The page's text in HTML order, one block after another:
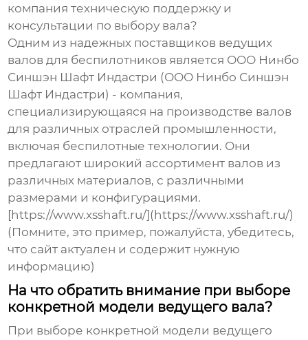
компания техническую поддержку и
консультации по выбору вала?
Одним из надежных поставщиков ведущих
валов для беспилотников является ООО Нинбо
Синшэн Шафт Индастри (ООО Нинбо Синшэн
Шафт Индастри) - компания,
специализирующаяся на производстве валов
для различных отраслей промышленности,
включая беспилотные технологии. Они
предлагают широкий ассортимент валов из
различных материалов, с различными
размерами и конфигурациями.
[https://www.xsshaft.ru/](https://www.xsshaft.ru/)
(Помните, это пример, пожалуйста, убедитесь,
что сайт актуален и содержит нужную
информацию)
На что обратить внимание при выборе
конкретной модели ведущего вала?
При выборе конкретной модели ведущего